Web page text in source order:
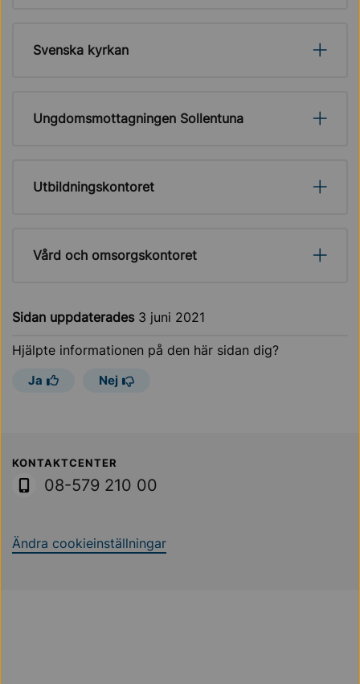
Svenska kyrkan
Ungdomsmottagningen Sollentuna
Utbildningskontoret
Vård och omsorgskontoret
Sidan uppdaterades 3 juni 2021
Hjälpte informationen på den här sidan dig?
Ja Nej
Sollentuna Kommun
KONTAKTCENTER
08-579 210 00
Ändra cookieinställningar